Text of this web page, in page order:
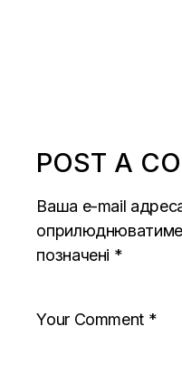
POST A
Ваша e-mail
позначені *